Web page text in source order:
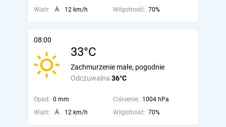
Wiatr: 12 km/h Wilgotność: 70%
08:00
33°C
Odczuwalna 36°C
Zachmurzenie małe, pogodnie
Opad: 0 mm Ciśnienie: 1004 hPa
Wiatr:
12 km/h Wilgotność: 70%